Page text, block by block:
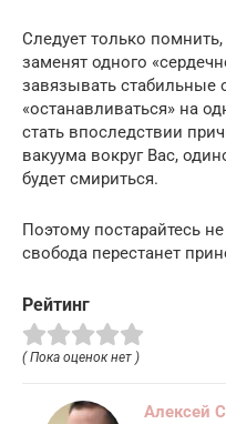
Следует только
заменят одного
завязывать стабильные
«останавливаться» на
стать впоследствии
вакуума вокруг Вас,
будет смириться.
Поэтому постарайтесь
свобода перестанет
Рейтинг
( Пока оценок нет )
Алексей